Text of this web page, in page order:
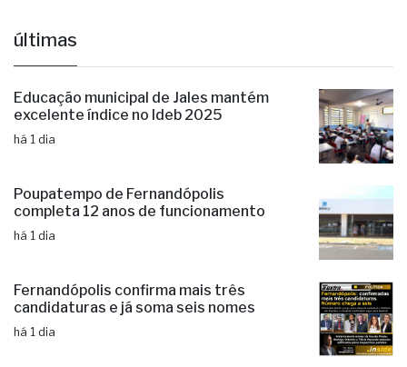
últimas
Educação municipal de Jales mantém
excelente índice no Ideb 2025
há 1 dia
Poupatempo de Fernandópolis
completa 12 anos de funcionamento
há 1 dia
Fernandópolis confirma mais três
candidaturas e já soma seis nomes
há 1 dia